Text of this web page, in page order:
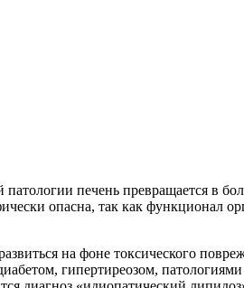
печень превращается в
опасна, так как функционал
на фоне токсического
гипертиреозом,